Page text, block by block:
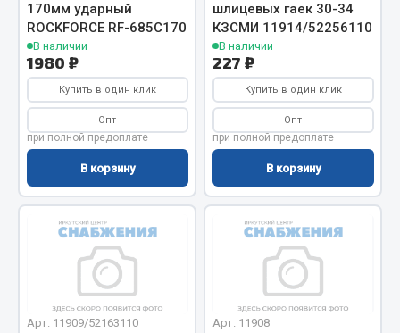
Угольники
Фитинги
Штуцеры
Весь раздел
Инструмент
Автомобильный инструмент
Измерительный инструмент
Крепежный инструмент
Режущий инструмент
Силовое оборудование
Слесарный инструмент
170мм ударный
ROCKFORCE RF-685C170
В наличии
1980 ₽
Купить в один клик
Опт
при полной предоплате
В корзину
шлицевых гаек 30-34
КЗСМИ 11914/52256110
В наличии
227 ₽
Купить в один клик
Опт
при полной предоплате
В корзину
Арт. 11909/52163110 Арт. 11908